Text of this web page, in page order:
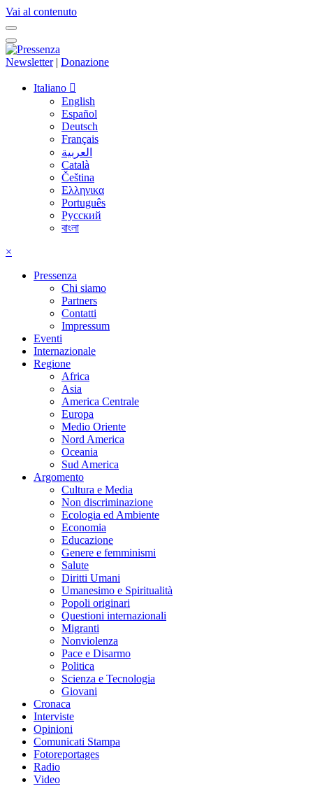
Vai al contenuto
Newsletter| Donazione
Italiano
English
Español
Deutsch
Français
العربية
Català
Čeština
Ελληνικα
Português
Русский
বাংলা
×
Pressenza
Chi siamo
Partners
Contatti
Impressum
Eventi
Internazionale
Regione
Africa
Asia
America Centrale
Europa
Medio Oriente
Nord America
Oceania
Sud America
Argomento
Cultura e Media
Non discriminazione
Ecologia ed Ambiente
Economia
Educazione
Genere e femminismi
Salute
Diritti Umani
Umanesimo e Spiritualità
Popoli originari
Questioni internazionali
Migranti
Nonviolenza
Pace e Disarmo
Politica
Scienza e Tecnologia
Giovani
Cronaca
Interviste
Opinioni
Comunicati Stampa
Fotoreportages
Radio
Video